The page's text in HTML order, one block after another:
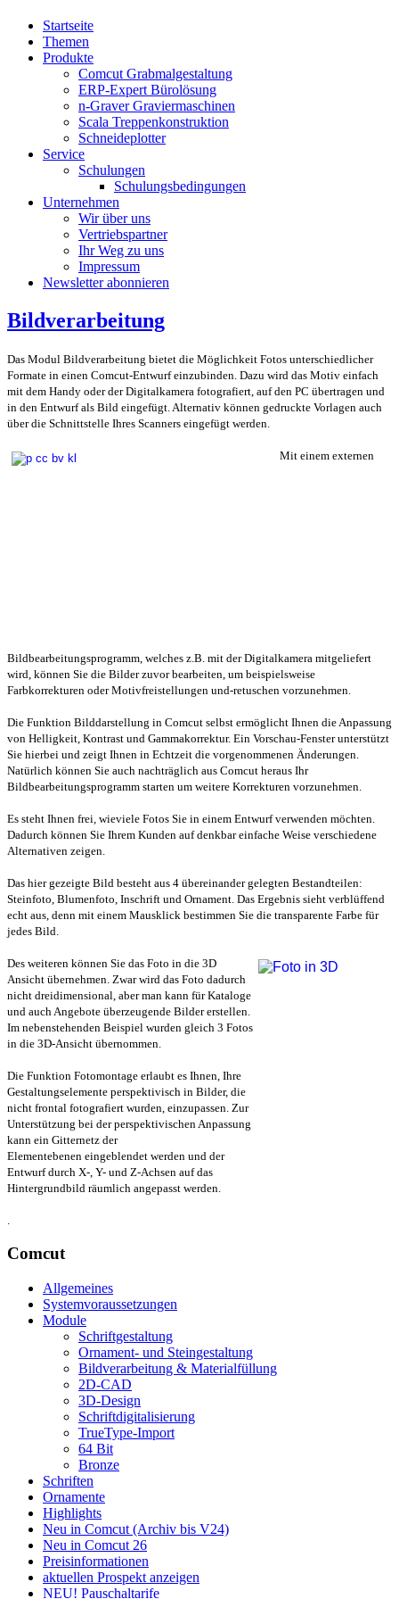
Startseite
Themen
Produkte
Comcut Grabmalgestaltung
ERP-Expert Bürolösung
n-Graver Graviermaschinen
Scala Treppenkonstruktion
Schneideplotter
Service
Schulungen
Schulungsbedingungen
Unternehmen
Wir über uns
Vertriebspartner
Ihr Weg zu uns
Impressum
Newsletter abonnieren
Bildverarbeitung
Das Modul Bildverarbeitung bietet die Möglichkeit Fotos unterschiedlicher
Formate in einen Comcut-Entwurf einzubinden. Dazu wird das Motiv einfach
mit dem Handy oder der Digitalkamera fotografiert, auf den PC übertragen und
in den Entwurf als Bild eingefügt. Alternativ können gedruckte Vorlagen auch
über die Schnittstelle Ihres Scanners eingefügt werden.
Mit einem externen
Bildbearbeitungsprogramm, welches z.B. mit der Digitalkamera mitgeliefert
wird, können Sie die Bilder zuvor bearbeiten, um beispielsweise
Farbkorrekturen oder Motivfreistellungen und-retuschen vorzunehmen.
Die Funktion Bilddarstellung in Comcut selbst ermöglicht Ihnen die Anpassung
von Helligkeit, Kontrast und Gammakorrektur. Ein Vorschau-Fenster unterstützt
Sie hierbei und zeigt Ihnen in Echtzeit die vorgenommenen Änderungen.
Natürlich können Sie auch nachträglich aus Comcut heraus Ihr
Bildbearbeitungsprogramm starten um weitere Korrekturen vorzunehmen.
Es steht Ihnen frei, wieviele Fotos Sie in einem Entwurf verwenden möchten.
Dadurch können Sie Ihrem Kunden auf denkbar einfache Weise verschiedene
Alternativen zeigen.
Das hier gezeigte Bild besteht aus 4 übereinander gelegten Bestandteilen:
Steinfoto, Blumenfoto, Inschrift und Ornament. Das Ergebnis sieht verblüffend
echt aus, denn mit einem Mausklick bestimmen Sie die transparente Farbe für
jedes Bild.
Des weiteren können Sie das Foto in die 3D
Ansicht übernehmen. Zwar wird das Foto dadurch
nicht dreidimensional, aber man kann für Kataloge
und auch Angebote überzeugende Bilder erstellen.
Im nebenstehenden Beispiel wurden gleich 3 Fotos
in die 3D-Ansicht übernommen.
Die Funktion Fotomontage erlaubt es Ihnen, Ihre
Gestaltungselemente perspektivisch in Bilder, die
nicht frontal fotografiert wurden, einzupassen. Zur
Unterstützung bei der perspektivischen Anpassung
kann ein Gitternetz der
Elementebenen eingeblendet werden und der
Entwurf durch X-, Y- und Z-Achsen auf das
Hintergrundbild räumlich angepasst werden.
Comcut
Allgemeines
Systemvoraussetzungen
Module
Schriftgestaltung
Ornament- und Steingestaltung
Bildverarbeitung & Materialfüllung
2D-CAD
3D-Design
Schriftdigitalisierung
TrueType-Import
64 Bit
Bronze
Schriften
Ornamente
Highlights
Neu in Comcut (Archiv bis V24)
Neu in Comcut 26
Preisinformationen
aktuellen Prospekt anzeigen
NEU! Pauschaltarife